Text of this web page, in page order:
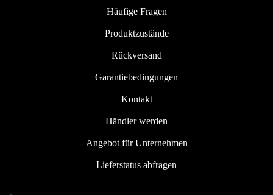
Häufige Fragen
Produktzustände
Rückversand
Garantiebedingungen
Kontakt
Händler werden
Angebot für Unternehmen
Lieferstatus abfragen